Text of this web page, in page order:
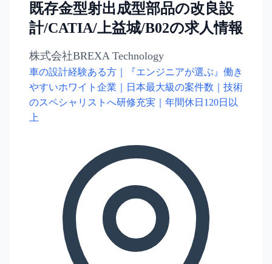
既存金型射出成型部品の改良設
計/CATIA/上益城/B02の求人情報
株式会社BREXA Technology
車の設計経験ある方｜『エンジニアが選ぶ』働き
やすいホワイト企業｜日本最大級の案件数｜技術
のスペシャリストへ研修充実｜年間休日120日以
上